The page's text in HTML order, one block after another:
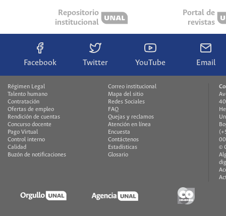
Repositorio
institucional
Portal de
revistas
Facebook Twitter YouTube Email
Régimen Legal
Talento humano
Contratación
Ofertas de empleo
Rendición de cuentas
Concurso docente
Pago Virtual
Control interno
Calidad
Buzón de notificaciones
Correo institucional
Mapa del sitio
Redes Sociales
FAQ
Quejas y reclamos
Atención en línea
Encuesta
Contáctenos
Estadísticas
Glosario
©